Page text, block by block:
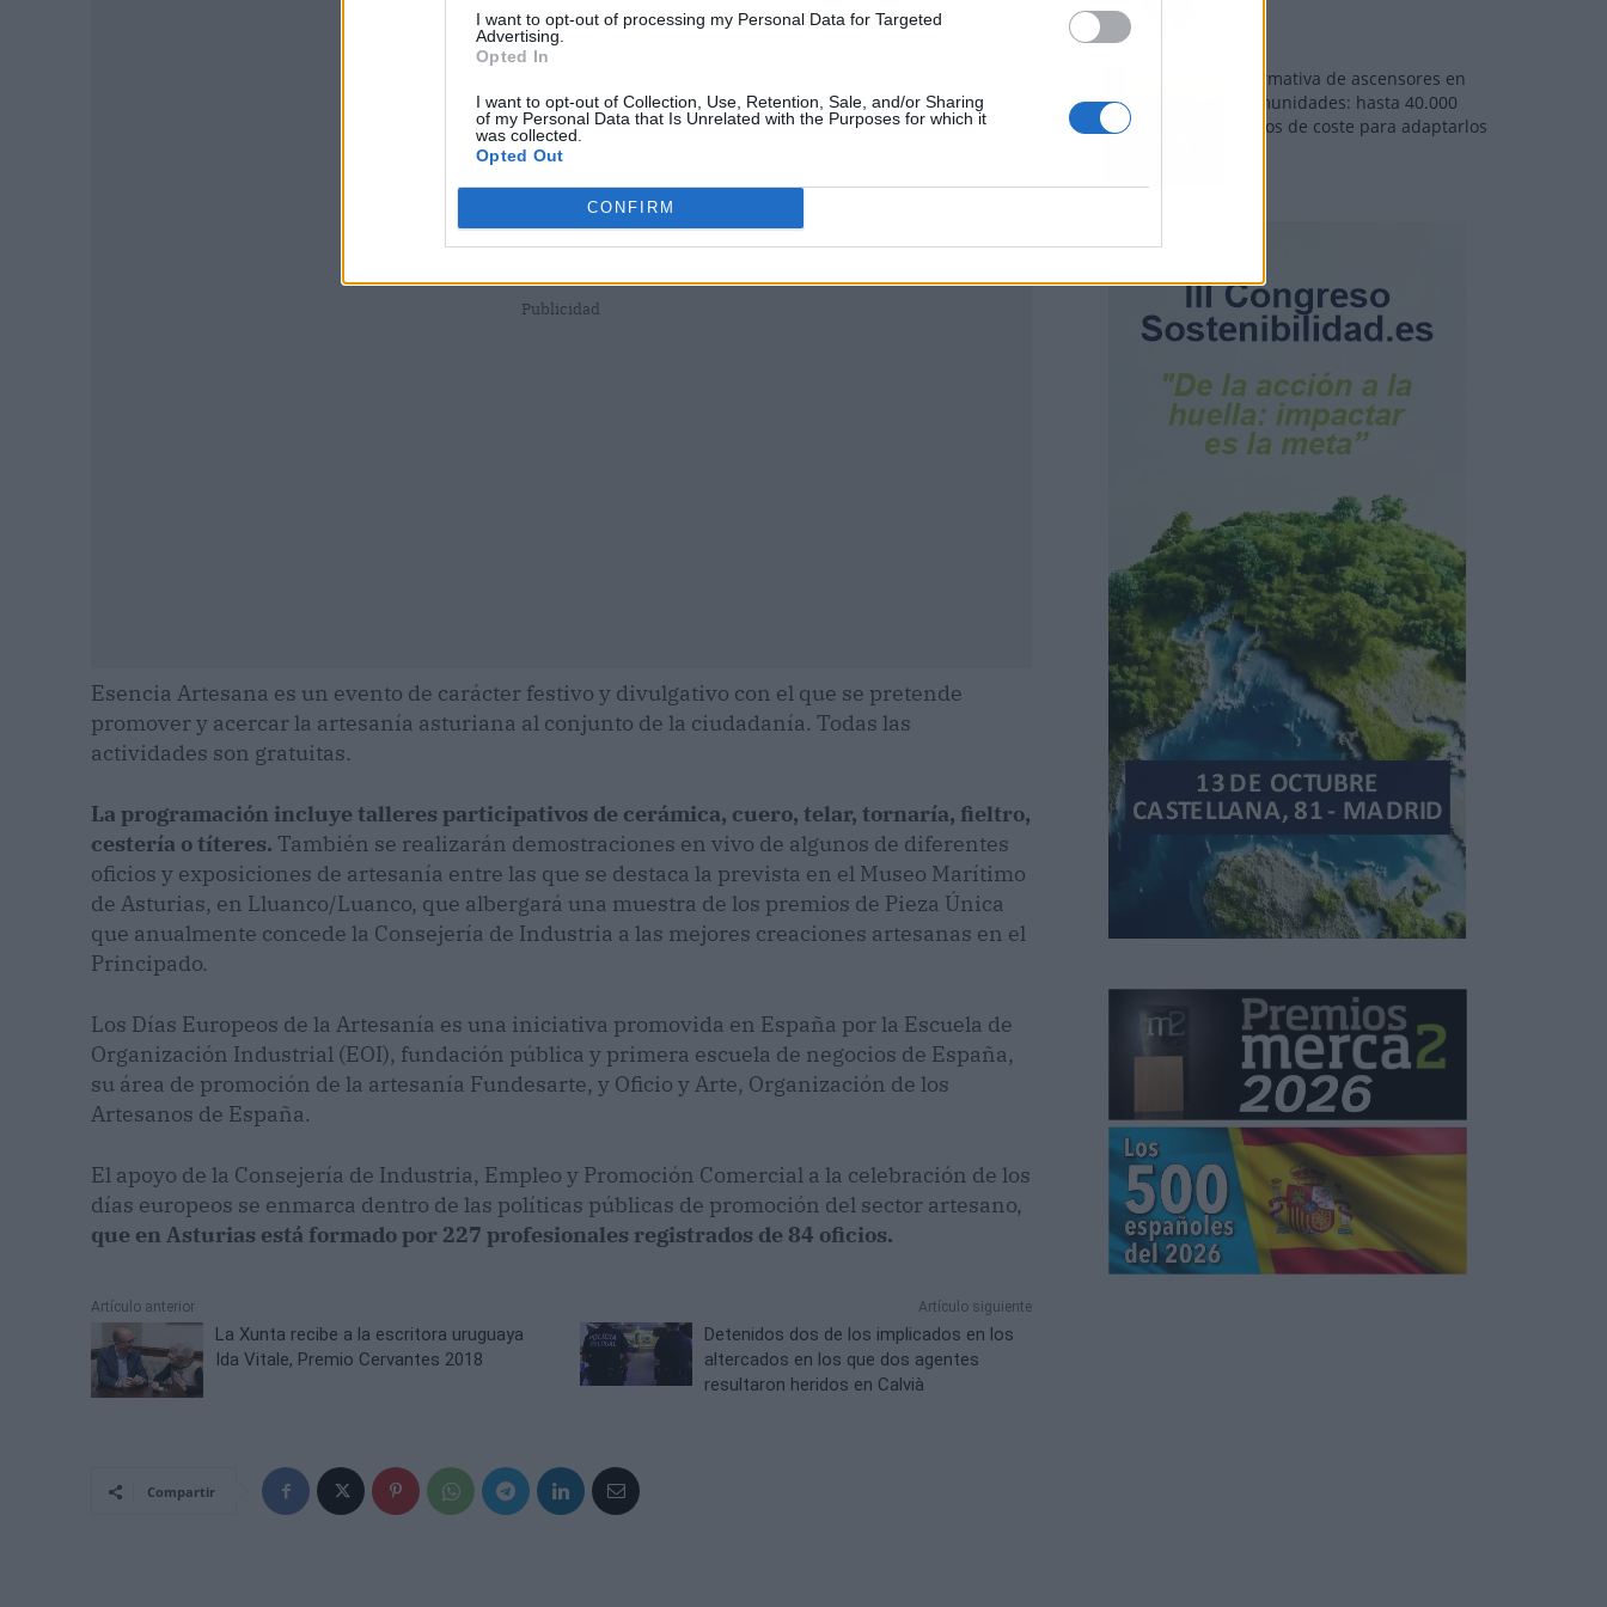
I want to opt-out of processing my Personal Data for Targeted
Advertising.
Opted In
I want to opt-out of Collection, Use, Retention, Sale, and/or Sharing
of my Personal Data that Is Unrelated with the Purposes for which it
was collected.
Opted Out
CONFIRM
Publicidad
Esencia Artesana es un evento de carácter festivo y divulgativo con el que se pretende
promover y acercar la artesanía asturiana al conjunto de la ciudadanía. Todas las
actividades son gratuitas.
La programación incluye talleres participativos de cerámica, cuero, telar, tornaría, fieltro,
cestería o títeres. También se realizarán demostraciones en vivo de algunos de diferentes
oficios y exposiciones de artesanía entre las que se destaca la prevista en el Museo Marítimo
de Asturias, en Lluanco/Luanco, que albergará una muestra de los premios de Pieza Única
que anualmente concede la Consejería de Industria a las mejores creaciones artesanas en el
Principado.
Los Días Europeos de la Artesanía es una iniciativa promovida en España por la Escuela de
Organización Industrial (EOI), fundación pública y primera escuela de negocios de España,
su área de promoción de la artesanía Fundesarte, y Oficio y Arte, Organización de los
Artesanos de España.
El apoyo de la Consejería de Industria, Empleo y Promoción Comercial a la celebración de los
días europeos se enmarca dentro de las políticas públicas de promoción del sector artesano,
que en Asturias está formado por 227 profesionales registrados de 84 oficios.
Artículo anterior
La Xunta recibe a la escritora uruguaya
Ida Vitale, Premio Cervantes 2018
Artículo siguiente
Detenidos dos de los implicados en los
altercados en los que dos agentes
resultaron heridos en Calvià
Compartir
Normativa de ascensores en
comunidades: hasta 40.000
euros de coste para adaptarlos